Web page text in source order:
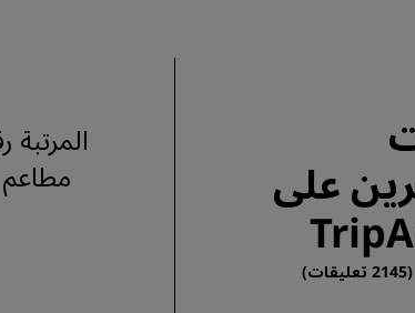
على
(2145 تعليقات)
المرتبة